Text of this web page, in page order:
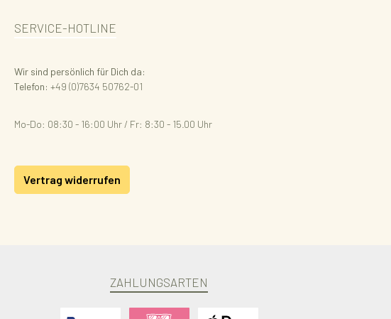
SERVICE-HOTLINE
Wir sind persönlich für Dich da:
Telefon: +49 (0)7634 50762-01
Mo-Do: 08:30 - 16:00 Uhr / Fr: 8:30 - 15.00 Uhr
Vertrag widerrufen
ZAHLUNGSARTEN